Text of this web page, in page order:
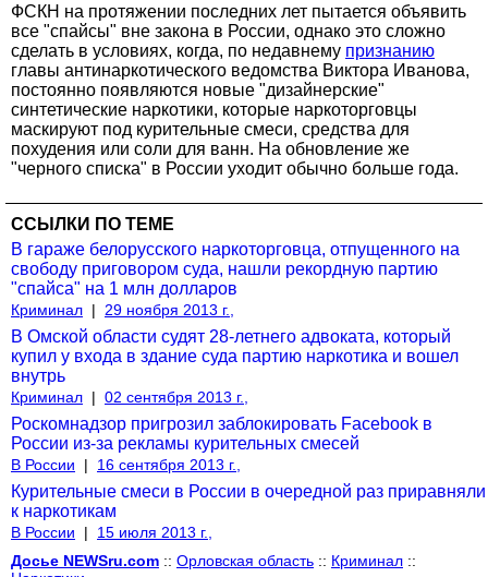
ФСКН на протяжении последних лет пытается объявить
все "спайсы" вне закона в России, однако это сложно
сделать в условиях, когда, по недавнему признанию
главы антинаркотического ведомства Виктора Иванова,
постоянно появляются новые "дизайнерские"
синтетические наркотики, которые наркоторговцы
маскируют под курительные смеси, средства для
похудения или соли для ванн. На обновление же
"черного списка" в России уходит обычно больше года.
ССЫЛКИ ПО ТЕМЕ
В гараже белорусского наркоторговца, отпущенного на
свободу приговором суда, нашли рекордную партию
"спайса" на 1 млн долларов
Криминал | 29 ноября 2013 г.,
В Омской области судят 28-летнего адвоката, который
купил у входа в здание суда партию наркотика и вошел
внутрь
Криминал | 02 сентября 2013 г.,
Роскомнадзор пригрозил заблокировать Facebook в
России из-за рекламы курительных смесей
В России | 16 сентября 2013 г.,
Курительные смеси в России в очередной раз приравняли
к наркотикам
В России |
15 июля 2013 г.,
Досье NEWSru.com :: Орловская область :: Криминал ::